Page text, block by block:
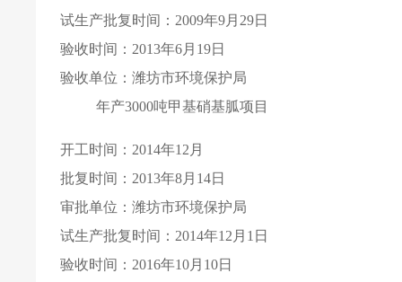
试生产批复时间： 2009年9月 29日
验收时间： 2013年6月 19日
验收单位：潍坊市环境保护局
年产3000吨甲基硝基胍项目
开工时间： 2014年12 月
批复时间： 2013年8月 14日
审批单位：潍坊市环境保护局
试生产批复时间： 2014年12 月 1 日
验收时间： 2016年10月 10日